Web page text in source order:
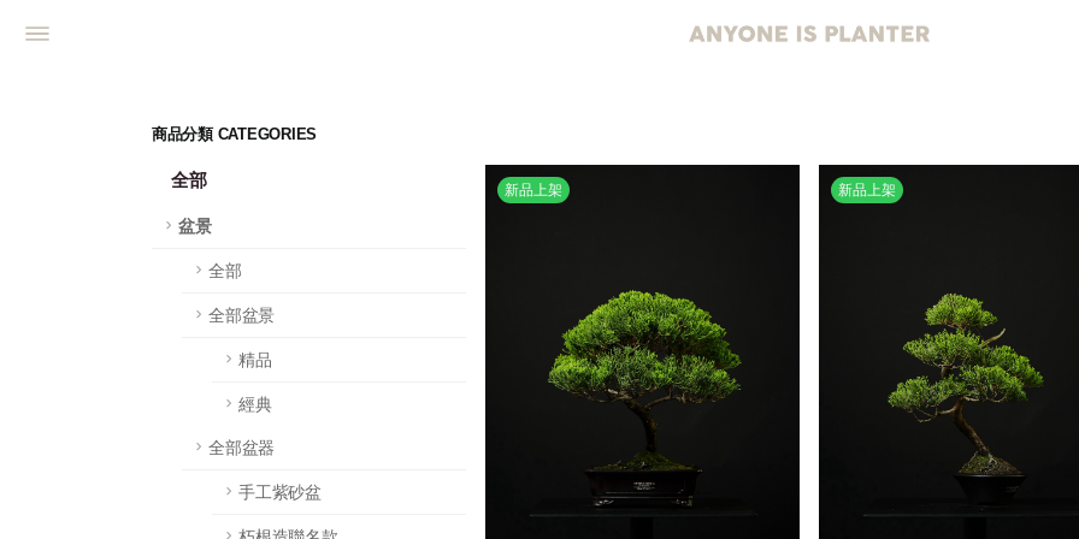
商品分類 CATEGORIES
全部
盆景
全部
全部盆景
精品
經典
全部盆器
手工紫砂盆
新品上架 新品上架